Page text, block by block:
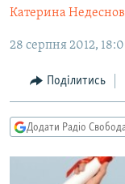
до
навігації
Перейти
пошуку
ПОЛІТИКА
ЕКОНОМІКА
СУСПІЛЬСТВО
СПОРТ
ВІЙНА
РОСІЙСЬКА
ДОНБАС.РЕАЛІЇ
КРИМ.РЕАЛІЇ
ТИ ЯК?
Катерина
28 серпня 2012,
Поділитись
Додати Радіо